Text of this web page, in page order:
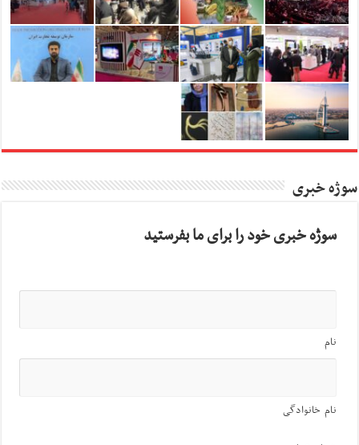
سوژه خبری
سوژه خبری خود را برای ما بفرستید
نام
نام خانوادگی